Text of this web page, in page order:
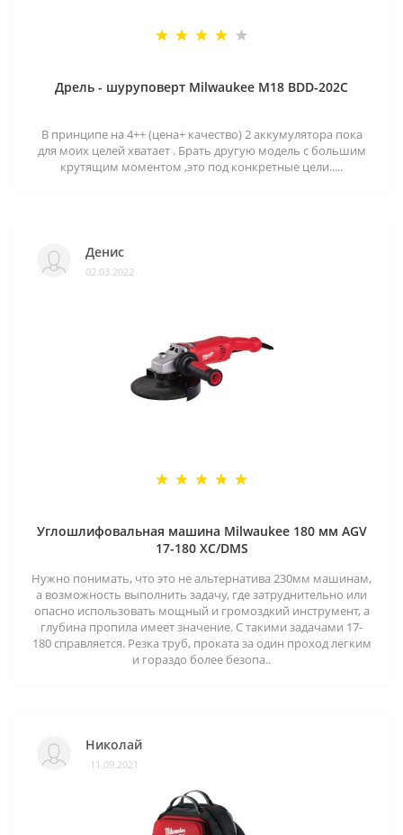
Дрель - шуруповерт Milwaukee M18 BDD-202C
В принципе на 4++ (цена+ качество) 2 аккумулятора пока
для моих целей хватает . Брать другую модель с большим
крутящим моментом ,это под конкретные цели.....
Денис
02.03.2022
Углошлифовальная машина Milwaukee 180 мм AGV
17-180 XC/DMS
Нужно понимать, что это не альтернатива 230мм машинам,
а возможность выполнить задачу, где затруднительно или
опасно использовать мощный и громоздкий инструмент, а
глубина пропила имеет значение. С такими задачами 17-
180 справляется. Резка труб, проката за один проход легким
и гораздо более безопа..
Николай
11.09.2021